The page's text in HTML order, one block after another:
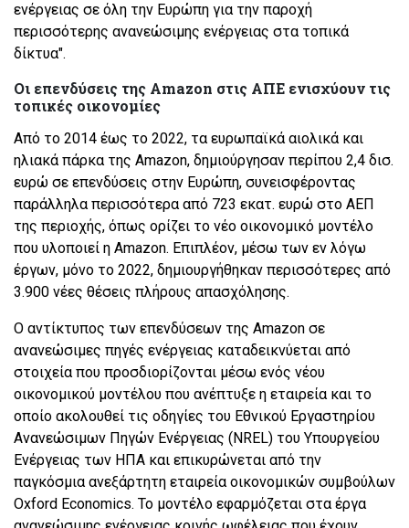
ενέργειας σε όλη την Ευρώπη για την παροχή
περισσότερης ανανεώσιμης ενέργειας στα τοπικά
δίκτυα".
Οι επενδύσεις της Amazon στις ΑΠΕ ενισχύουν τις
τοπικές οικονομίες
Από το 2014 έως το 2022, τα ευρωπαϊκά αιολικά και
ηλιακά πάρκα της Amazon, δημιούργησαν περίπου 2,4 δισ.
ευρώ σε επενδύσεις στην Ευρώπη, συνεισφέροντας
παράλληλα περισσότερα από 723 εκατ. ευρώ στο ΑΕΠ
της περιοχής, όπως ορίζει το νέο οικονομικό μοντέλο
που υλοποιεί η Amazon. Επιπλέον, μέσω των εν λόγω
έργων, μόνο το 2022, δημιουργήθηκαν περισσότερες από
3.900 νέες θέσεις πλήρους απασχόλησης.
Ο αντίκτυπος των επενδύσεων της Amazon σε
ανανεώσιμες πηγές ενέργειας καταδεικνύεται από
στοιχεία που προσδιορίζονται μέσω ενός νέου
οικονομικού μοντέλου που ανέπτυξε η εταιρεία και το
οποίο ακολουθεί τις οδηγίες του Εθνικού Εργαστηρίου
Ανανεώσιμων Πηγών Ενέργειας (NREL) του Υπουργείου
Ενέργειας των ΗΠΑ και επικυρώνεται από την
παγκόσμια ανεξάρτητη εταιρεία οικονομικών συμβούλων
Oxford Economics. Το μοντέλο εφαρμόζεται στα έργα